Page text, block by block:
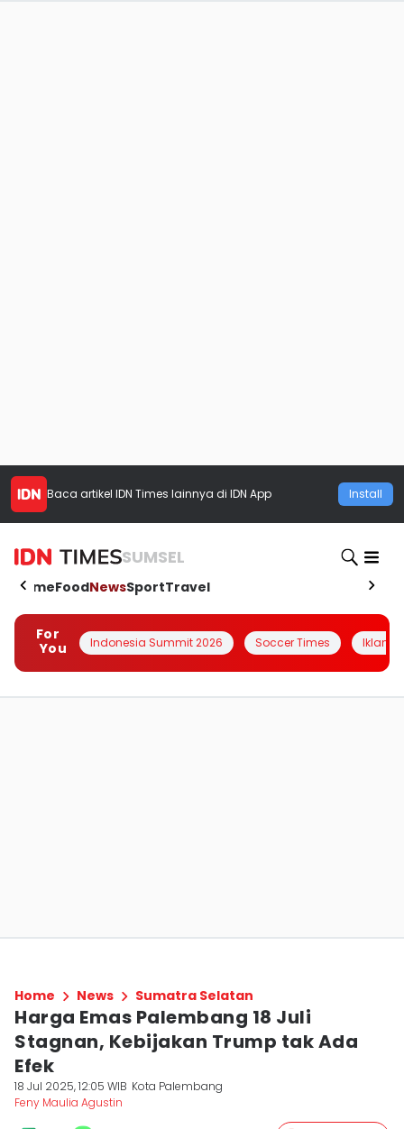
Baca artikel IDN Times lainnya di IDN App Install
SUMSEL
HomeFoodNewsSportTravel
For
You
Indonesia Summit 2026 Soccer Times Iklanin
Home News Sumatra Selatan
Harga Emas Palembang 18 Juli
Stagnan, Kebijakan Trump tak Ada
Efek
18 Jul 2025, 12:05 WIB Kota Palembang
Feny Maulia Agustin